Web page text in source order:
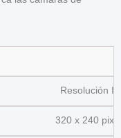
Resolución IR
320 x 240